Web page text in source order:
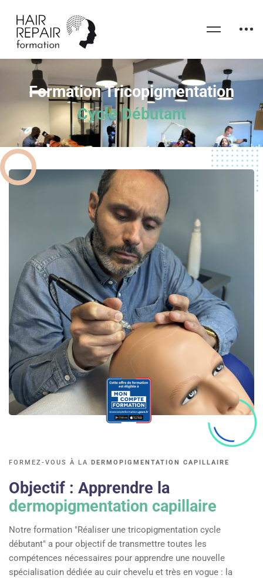
Formation Tricopigmentation
Cycle Débutant
FORMEZ-VOUS À LA DERMOPIGMENTATION CAPILLAIRE
Objectif : Apprendre la
dermopigmentation capillaire
Notre formation "Réaliser une tricopigmentation cycle
débutant" a pour objectif de transmettre toutes les
compétences nécessaires pour apprendre une nouvelle
spécialisation dédiée au cuir chevelu et très en vogue : la